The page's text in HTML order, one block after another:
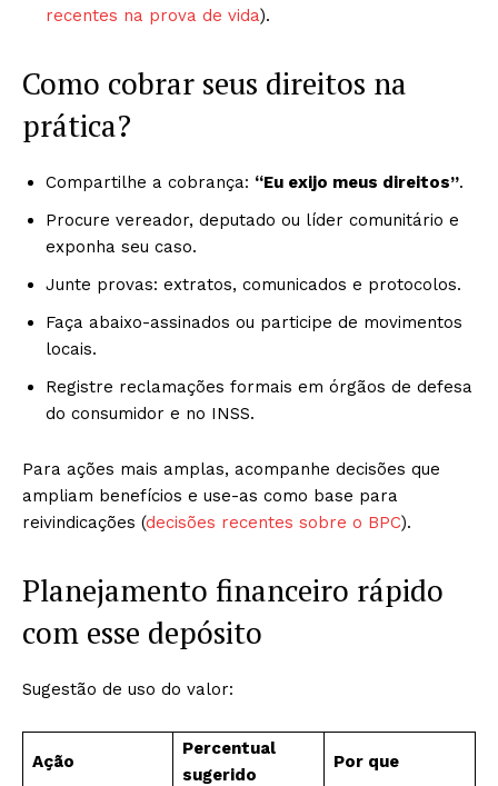
recentes na prova de vida).
Como cobrar seus direitos na
prática?
Compartilhe a cobrança: “Eu exijo meus direitos”.
Procure vereador, deputado ou líder comunitário e
exponha seu caso.
Junte provas: extratos, comunicados e protocolos.
Faça abaixo-assinados ou participe de movimentos
locais.
Registre reclamações formais em órgãos de defesa
do consumidor e no INSS.
Para ações mais amplas, acompanhe decisões que
ampliam benefícios e use-as como base para
reivindicações (decisões recentes sobre o BPC).
Planejamento financeiro rápido
com esse depósito
Sugestão de uso do valor:
Ação
Percentual
sugerido
Por que